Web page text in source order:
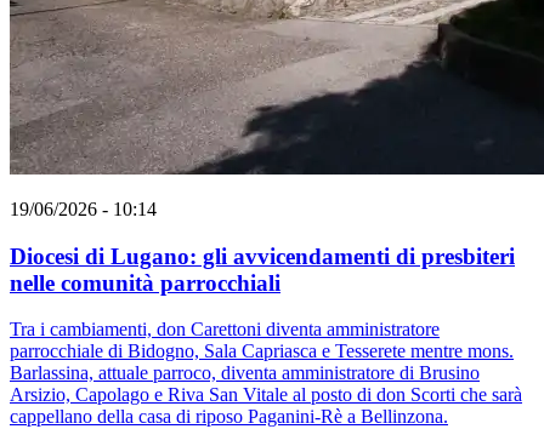
19/06/2026 - 10:14
Diocesi di Lugano: gli avvicendamenti di presbiteri
nelle comunità parrocchiali
Tra i cambiamenti, don Carettoni diventa amministratore
parrocchiale di Bidogno, Sala Capriasca e Tesserete mentre mons.
Barlassina, attuale parroco, diventa amministratore di Brusino
Arsizio, Capolago e Riva San Vitale al posto di don Scorti che sarà
cappellano della casa di riposo Paganini-Rè a Bellinzona.